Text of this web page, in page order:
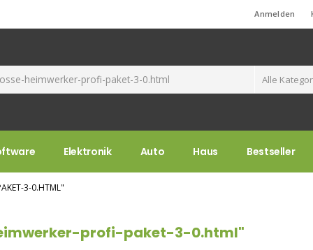
Anmelden
Elektronik Auto Haus Bestseller
3-0.HTML"
profi-paket-3-0.html"